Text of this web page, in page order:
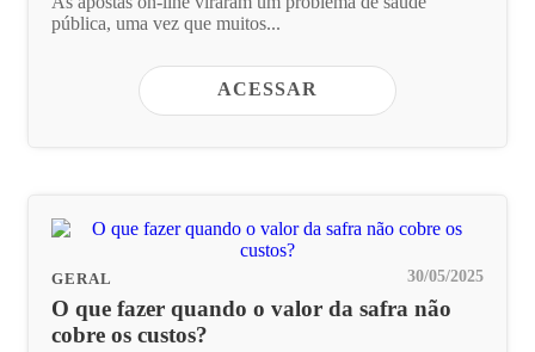
pública, uma vez que muitos...
ACESSAR
GERAL 30/05/2025
O que fazer quando o valor da safra não
cobre os custos?